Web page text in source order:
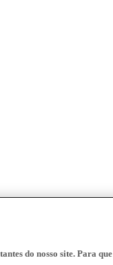
do nosso site. Para